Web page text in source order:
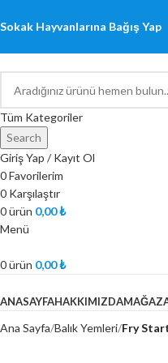
Sokak Hayvanlarına Bağış Yap
Tüm Kategoriler
Search
Giriş Yap / Kayıt Ol
0Favorilerim
0 Karşılaştır
0ürün 0,00₺
Menü
0ürün 0,00₺
ANASAYFAHAKKIMIZDA
Ana Sayfa Balık Yemleri Fry